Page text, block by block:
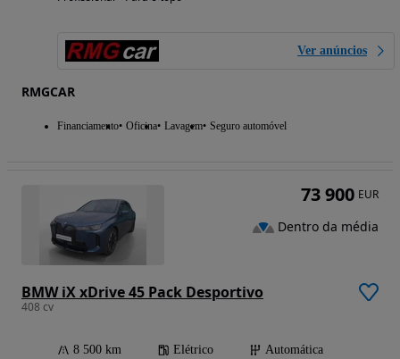
Ver anúncios
RMGCAR
Financiamento Oficina Lavagem Seguro automóvel
BMW iX xDrive 45 Pack Desportivo
408 cv
8 500 km Elétrico Automática
73 900 EUR
Dentro da média